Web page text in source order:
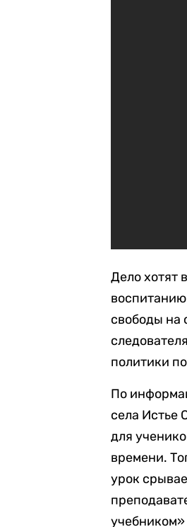
Дело хотят
свободы на
политики
По
села Истье
для
времени.
урок
учебником»